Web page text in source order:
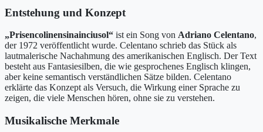
Entstehung und Konzept
„Prisencolinensinainciusol“ ist ein Song von Adriano Celentano,
der 1972 veröffentlicht wurde. Celentano schrieb das Stück als
lautmalerische Nachahmung des amerikanischen Englisch. Der Text
besteht aus Fantasiesilben, die wie gesprochenes Englisch klingen,
aber keine semantisch verständlichen Sätze bilden. Celentano
erklärte das Konzept als Versuch, die Wirkung einer Sprache zu
zeigen, die viele Menschen hören, ohne sie zu verstehen.
Musikalische Merkmale